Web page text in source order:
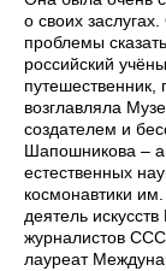
о своих
проблемы
российский
путешественник,
возглавляла
создателем и
Шапошникова –
естественных
космонавтики
деятель
журналистов
лауреат